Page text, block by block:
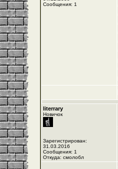
Сообщения: 1
literrary
Новичок
Зарегистрирован:
31.03.2016
Сообщения: 1
Откуда: смолобл